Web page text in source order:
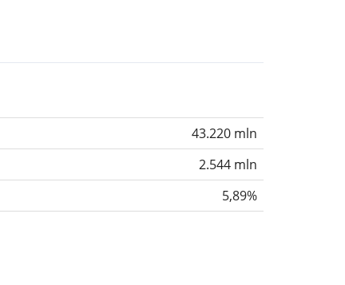
43.220 mln
2.544 mln
5,89%